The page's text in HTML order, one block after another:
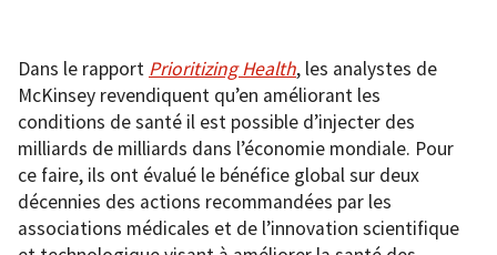
Dans le rapport Prioritizing Health, les analystes de
McKinsey revendiquent qu’en améliorant les
conditions de santé il est possible d’injecter des
milliards de milliards dans l’économie mondiale. Pour
ce faire, ils ont évalué le bénéfice global sur deux
décennies des actions recommandées par les
associations médicales et de l’innovation scientifique